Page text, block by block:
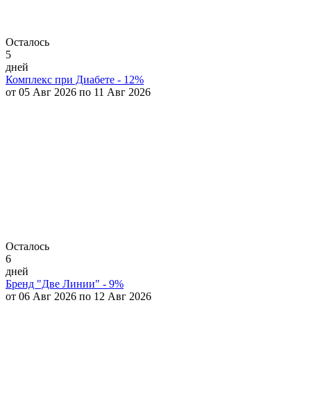
Осталось
5
дней
Комплекс при Диабете - 12%
от 05 Авг 2026 по 11 Авг 2026
Осталось
6
дней
Бренд "Две Линии" - 9%
от 06 Авг 2026 по 12 Авг 2026